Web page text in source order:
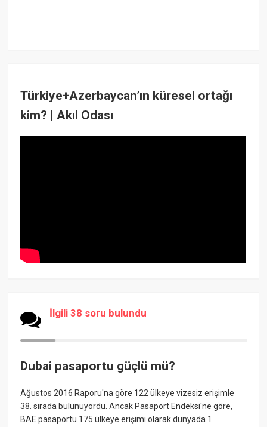
Türkiye+Azerbaycan’ın küresel ortağı
kim? | Akıl Odası
İlgili 38 soru bulundu
Dubai pasaportu güçlü mü?
Ağustos 2016 Raporu'na göre 122 ülkeye vizesiz erişimle
38. sırada bulunuyordu. Ancak Pasaport Endeksi'ne göre,
BAE pasaportu 175 ülkeye erişimi olarak dünyada 1.